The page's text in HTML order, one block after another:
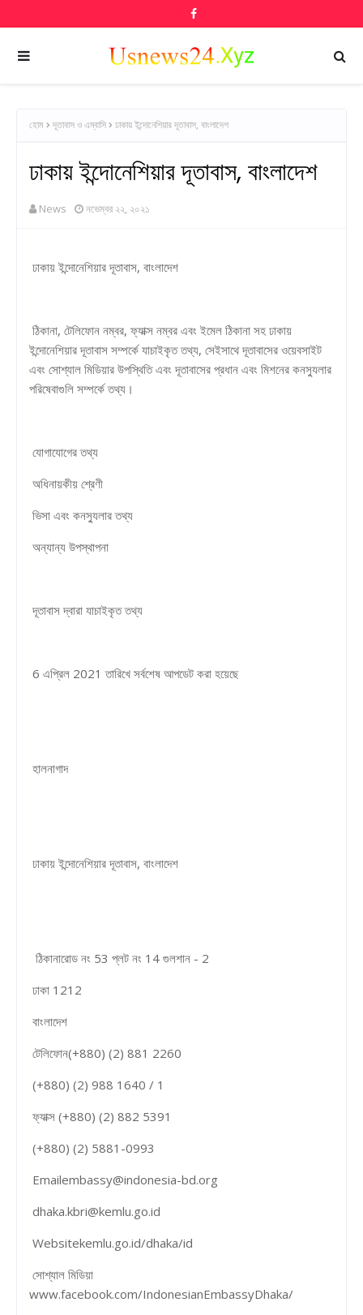
হোম দূতাবাস ও এম্বাসি ঢাকায় ইন্দোনেশিয়ার দূতাবাস, বাংলাদেশ
ঢাকায় ইন্দোনেশিয়ার দূতাবাস, বাংলাদেশ
News নভেম্বর ২২, ২০২১
ঢাকায় ইন্দোনেশিয়ার দূতাবাস, বাংলাদেশ
ঠিকানা, টেলিফোন নম্বর, ফ্যাক্স নম্বর এবং ইমেল ঠিকানা সহ ঢাকায়
ইন্দোনেশিয়ার দূতাবাস সম্পর্কে যাচাইকৃত তথ্য, সেইসাথে দূতাবাসের ওয়েবসাইট
এবং সোশ্যাল মিডিয়ার উপস্থিতি এবং দূতাবাসের প্রধান এবং মিশনের কনস্যুলার
পরিষেবাগুলি সম্পর্কে তথ্য।
যোগাযোগের তথ্য
অধিনায়কীয় শ্রেণী
ভিসা এবং কনস্যুলার তথ্য
অন্যান্য উপস্থাপনা
দূতাবাস দ্বারা যাচাইকৃত তথ্য
6 এপ্রিল 2021 তারিখে সর্বশেষ আপডেট করা হয়েছে
হালনাগাদ
ঢাকায় ইন্দোনেশিয়ার দূতাবাস, বাংলাদেশ
ঠিকানারোড নং 53 প্লট নং 14 গুলশান - 2
ঢাকা 1212
বাংলাদেশ
টেলিফোন(+880) (2) 881 2260
(+880) (2) 988 1640 / 1
ফ্যাক্স (+880) (2) 882 5391
(+880) (2) 5881-0993
Emailembassy@indonesia-bd.org
dhaka.kbri@kemlu.go.id
Websitekemlu.go.id/dhaka/id
সোশ্যাল মিডিয়া
www.facebook.com/IndonesianEmbassyDhaka/